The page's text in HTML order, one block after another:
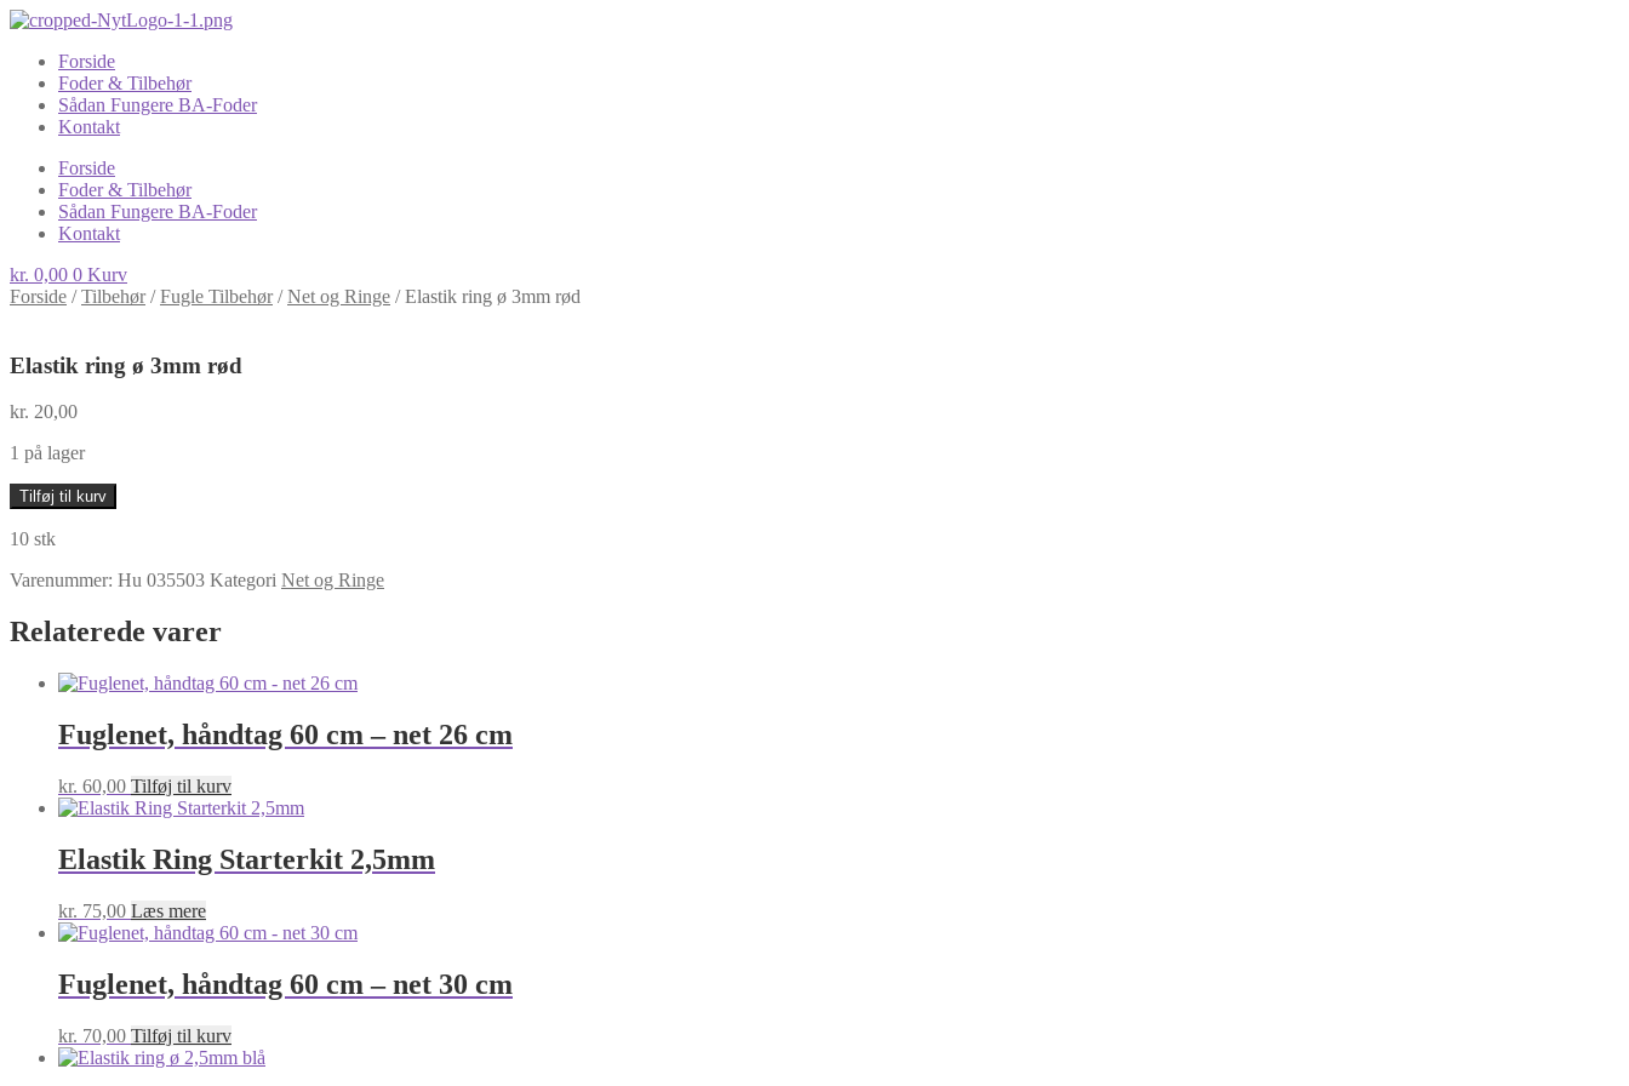
Forside
Foder & Tilbehør
Sådan Fungere BA-Foder
Kontakt
Forside
Foder & Tilbehør
Sådan Fungere BA-Foder
Kontakt
kr. 0,00 0 Kurv
Forside /Tilbehør/Fugle Tilbehør/Net og Ringe /Elastik ring ø 3mm rød
Elastik ring ø 3mm rød
kr. 20,00
1 på lager
Elastik
ring
ø
rød
Tilføj til kurv
10 stk
Varenummer: Hu 035503 Kategori Net og Ringe
Relaterede varer
Fuglenet, håndtag 60 cm – net 26 cm
kr. 60,00 Tilføj til kurv
Elastik Ring Starterkit 2,5mm
kr. 75,00 Læs mere
Fuglenet, håndtag 60 cm – net 30 cm
kr. 70,00 Tilføj til kurv